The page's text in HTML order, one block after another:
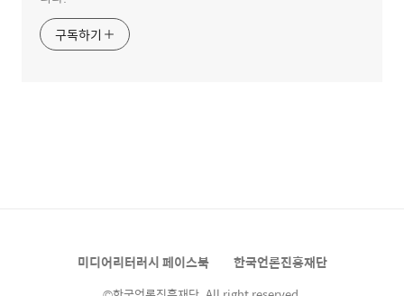
구독하기
미디어리터러시 페이스북 한국언론진흥재단